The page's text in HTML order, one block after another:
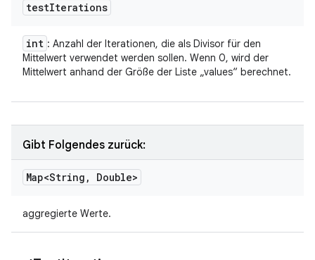
testIterations
int : Anzahl der Iterationen, die als Divisor für den
Mittelwert verwendet werden sollen. Wenn 0, wird der
Mittelwert anhand der Größe der Liste „values“ berechnet.
Gibt Folgendes zurück:
Map<String , Double>
aggregierte Werte.